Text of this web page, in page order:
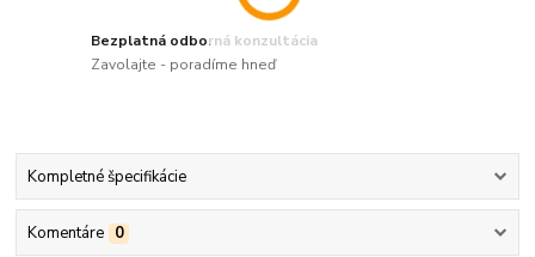
Bezplatná odborná konzultácia
Zavolajte - poradíme hneď
Kompletné špecifikácie
Komentáre 0